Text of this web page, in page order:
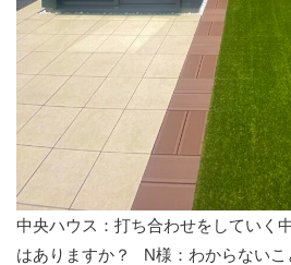
中央ハウス：打ち合わせをしていく
はありますか？
N様：わからない